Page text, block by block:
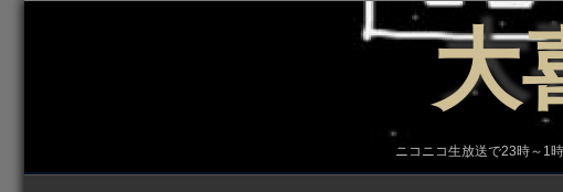
プ
大
ニコニコ生放送で23時～1